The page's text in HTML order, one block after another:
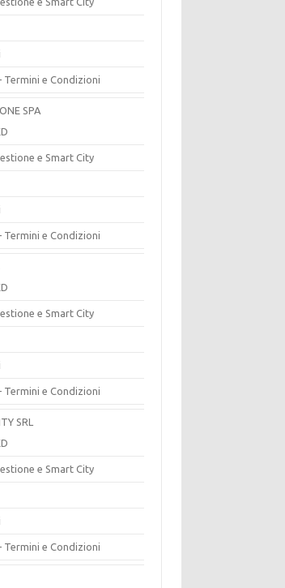
Termini e Condizioni
SPA
e Smart City
Termini e Condizioni
e Smart City
Termini e Condizioni
SRL
e Smart City
Termini e Condizioni